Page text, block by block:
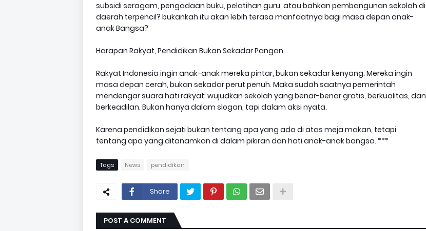
subsidi seragam, pengadaan buku, pelatihan guru, atau bahkan pembangunan sekolah di
daerah terpencil? bukankah itu akan lebih terasa manfaatnya bagi masa depan anak-
anak Bangsa?
Harapan Rakyat, Pendidikan Bukan Sekadar Pangan
Rakyat Indonesia ingin anak-anak mereka pintar, bukan sekadar kenyang. Mereka ingin
masa depan cerah, bukan sekadar perut penuh. Maka sudah saatnya pemerintah
mendengar suara hati rakyat: wujudkan sekolah yang benar-benar gratis, berkualitas, dan
berkeadilan. Bukan hanya dalam slogan, tapi dalam aksi nyata.
Karena pendidikan sejati bukan tentang apa yang ada di atas meja makan, tetapi
tentang apa yang ditanamkan di dalam pikiran dan hati anak-anak bangsa. ***
Tags News pendidikan
Share
POST A COMMENT